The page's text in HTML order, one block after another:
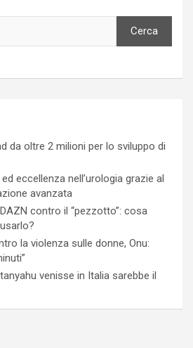
Cerca
da oltre 2 milioni per lo sviluppo di
eccellenza nell’urologia grazie al
avanzata
contro il “pezzotto”: cosa
la violenza sulle donne, Onu:
venisse in Italia sarebbe il